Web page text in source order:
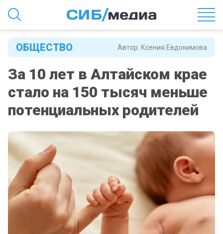
Автор: Ксения Евдокимова
ОБЩЕСТВО
За 10 лет в Алтайском крае
стало на 150 тысяч меньше
потенциальных родителей